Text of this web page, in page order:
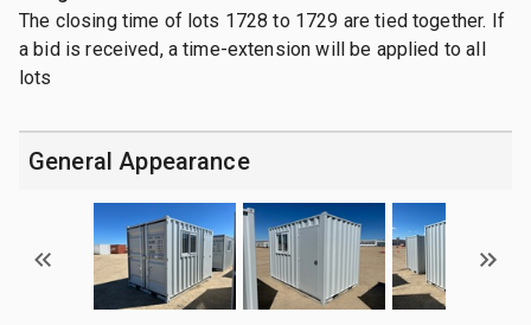
The closing time of lots 1728 to 1729 are tied together. If
a bid is received, a time-extension will be applied to all
lots
General Appearance